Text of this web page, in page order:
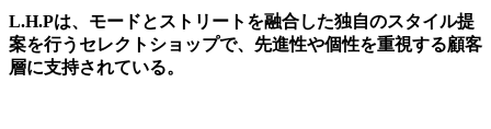
L.H.Pは、モードとストリートを融合した独自のスタイル提
案を行うセレクトショップで、先進性や個性を重視する顧客
層に支持されている。